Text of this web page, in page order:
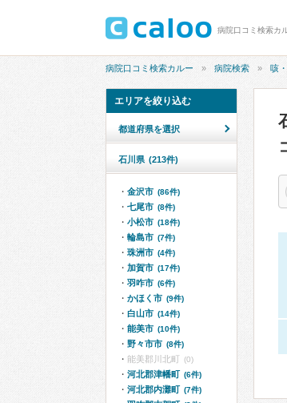
病院口コミ検索カ
病院口コミ検索カルー 病院検索 咳
エリアを絞り込む
都道府県を選択
石川県 (213件)
金沢市 (86件)
七尾市 (8件)
小松市 (18件)
輪島市 (7件)
珠洲市 (4件)
加賀市 (17件)
羽咋市 (6件)
かほく市 (9件)
白山市 (14件)
能美市 (10件)
野々市市 (8件)
能美郡川北町 (0)
河北郡津幡町 (6件)
河北郡内灘町 (7件)